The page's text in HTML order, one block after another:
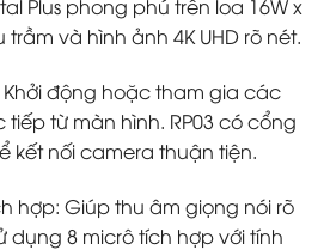
Plus phong phú trên loa 16W x
trầm và hình ảnh 4K UHD rõ nét.
động hoặc tham gia các
từ màn hình. RP03 có cổng
kết nối camera thuận tiện.
hợp: Giúp thu âm giọng nói rõ
dụng 8 micrô tích hợp với tính